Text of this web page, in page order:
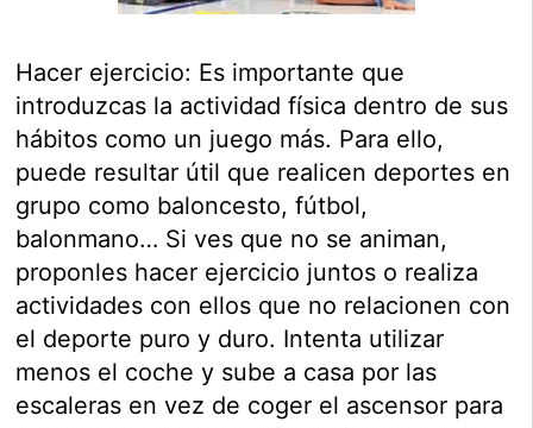
Hacer ejercicio: Es importante que
introduzcas la actividad física dentro de sus
hábitos como un juego más. Para ello,
puede resultar útil que realicen deportes en
grupo como baloncesto, fútbol,
balonmano… Si ves que no se animan,
proponles hacer ejercicio juntos o realiza
actividades con ellos que no relacionen con
el deporte puro y duro. Intenta utilizar
menos el coche y sube a casa por las
escaleras en vez de coger el ascensor para